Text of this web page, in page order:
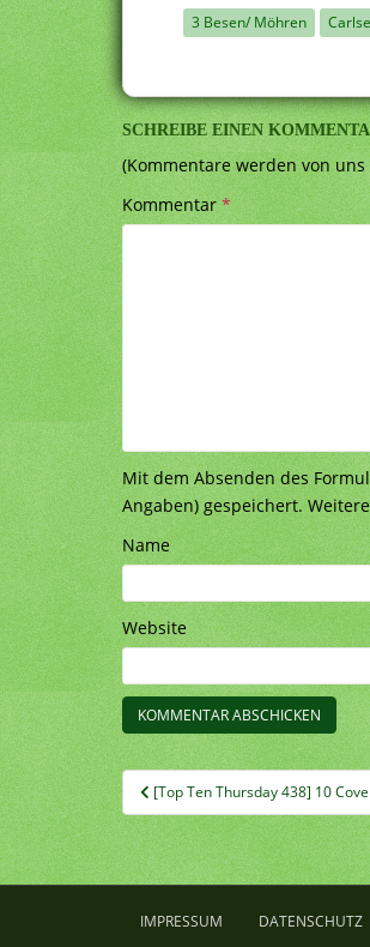
3 Besen/ Möhren
SCHREIBE EINEN
(Kommentare werden von
Kommentar*
Mit dem Absenden des
Angaben) gespeichert.
Name
Website
Beitragsnavigation
[Top Ten Thursday 438] 10
IMPRESSUM DATENSCHUTZ